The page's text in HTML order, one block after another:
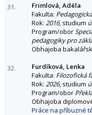
31.
Frimlová, Adéla
Fakulta:
Rok: 2016, studium
Program/obor
pedagogiky pro
Obhajoba
32.
Furdíková, Lenka
Fakulta: Filozofická
Rok: 2026, studium
Program/obor
Obhajoba
Práce na příbuzné